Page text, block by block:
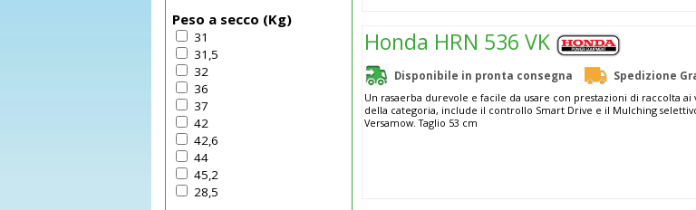
Peso a secco (Kg)
31
31,5
32
36
37
42
42,6
44
45,2
28,5
Honda HRN 536 VK
Disponibile in pronta consegna
Spedizione
Un rasaerba durevole e facile da usare con prestazioni di raccolta ai
della categoria, include il controllo Smart Drive e il Mulching
Versamow. Taglio 53 cm